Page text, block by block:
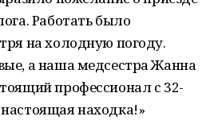
Работать было
на холодную погоду.
а наша медсестра Жанна
профессионал с 32-
находка!»